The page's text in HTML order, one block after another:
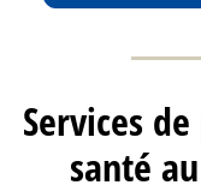
Services
santé